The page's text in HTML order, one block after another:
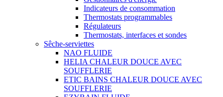
Indicateurs de consommation
Thermostats programmables
Régulateurs
Thermostats, interfaces et sondes
Sêche-serviettes
NAO FLUIDE
HELIA CHALEUR DOUCE AVEC
SOUFFLERIE
ETIC BAINS CHALEUR DOUCE AVEC
SOUFFLERIE